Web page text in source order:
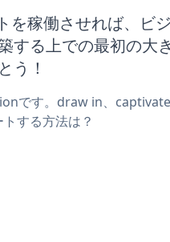
稼働させれば、ビ
する上での最初の大
う！
です。draw in、
する方法は？